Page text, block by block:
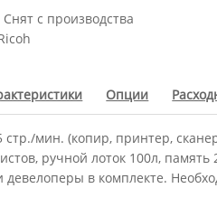
с производства
Опции
мин. (копир, принтер,
ручной лоток 100л, память
в комплекте.